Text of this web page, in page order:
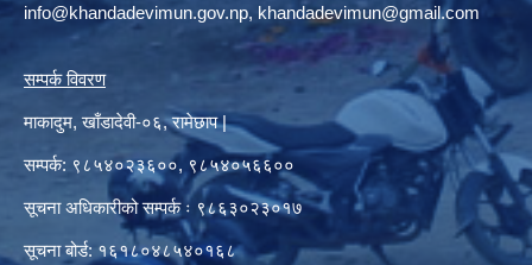
info@khandadevimun.gov.np, khandadevimun@gmail.com
सम्पर्क विवरण
माकादुम, खाँडादेवी-०६, रामेछाप |
सम्पर्क: ९८५४०२३६००, ९८५४०५६६००
सूचना अधिकारीको सम्पर्क ः ९८६३०२३०१७
सूचना बोर्ड: १६१८०४८५४०१६८